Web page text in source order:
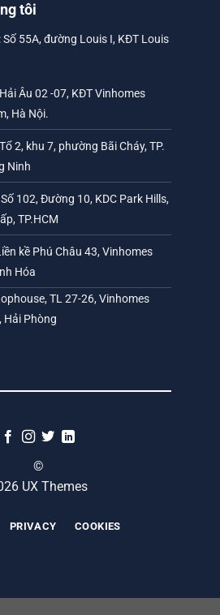
tôi
: Số 55A, đường Louis I, KĐT Louis
Hải Âu 02 -07, KĐT Vinhomes
Hà Nội.
Tổ 2, khu 7, phường Bãi Cháy, TP.
Ninh
Số 102, Đường 10, KDC Park Hills,
TP.HCM
kề Phú Châu 43, Vinhomes
Hóa
TL 27-26, Vinhomes
Hải Phòng
©
UX Themes
PRIVACY COOKIES